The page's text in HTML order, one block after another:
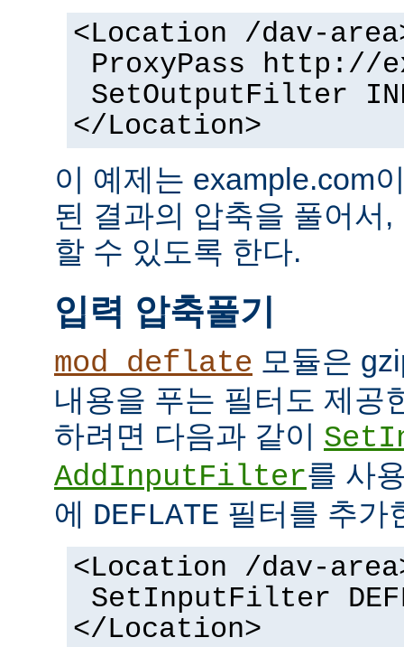
<Location /dav-
ProxyPass http://
SetOutputFilter
</Location>
이 예제는 example.com
된 결과의 압축을 풀어서
할 수 있도록 한다.
입력 압축풀기
mod_deflate 모듈은
내용을 푸는 필터도 제공
하려면 다음과 같이
AddInputFilter를 사
에 DEFLATE 필터를 추가
<Location /dav-
SetInputFilter
</Location>